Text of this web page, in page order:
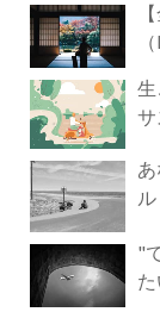
あ
"